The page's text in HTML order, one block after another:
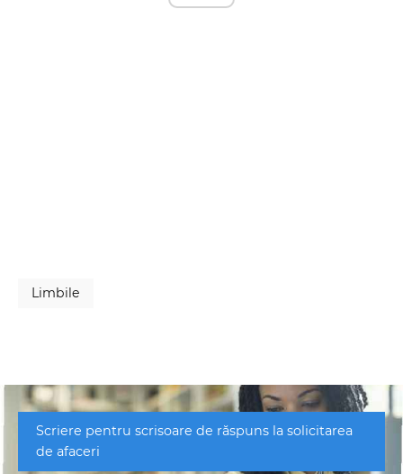
Limbile
Scriere pentru scrisoare de răspuns la solicitarea
de afaceri